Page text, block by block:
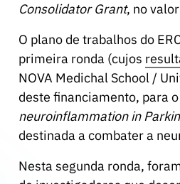
Consolidator Grant, no
O plano de trabalhos do
primeira ronda (cujos
NOVA Medichal School /
deste financiamento, para
neuroinflammation in
destinada a combater a
Nesta segunda ronda,